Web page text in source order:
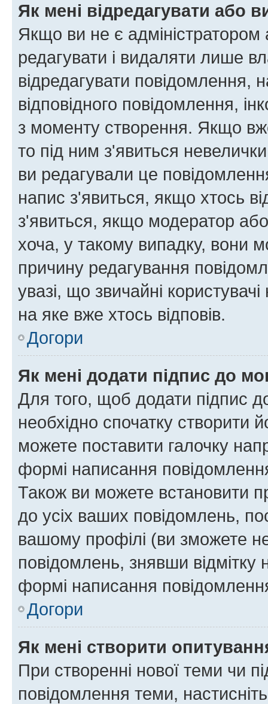
Як мені відредагувати або
Якщо ви не є
редагувати і видаляти лише
відредагувати повідомлення,
відповідного повідомлення,
з моменту створення. Якщо
то під ним з'явиться
ви редагували це
напис з'явиться, якщо хтось
з'явиться, якщо модератор
хоча, у такому випадку, вони
причину редагування
увазі, що звичайні
на яке вже хтось відповів.
Догори
Як мені додати підпис до
Для того, щоб додати підпис
необхідно спочатку створити
можете поставити галочку
формі написання
Також ви можете встановити
до усіх ваших повідомлень,
вашому профілі (ви зможете
повідомлень, знявши відмітку
формі написання
Догори
Як мені створити
При створенні нової теми чи
повідомлення теми,